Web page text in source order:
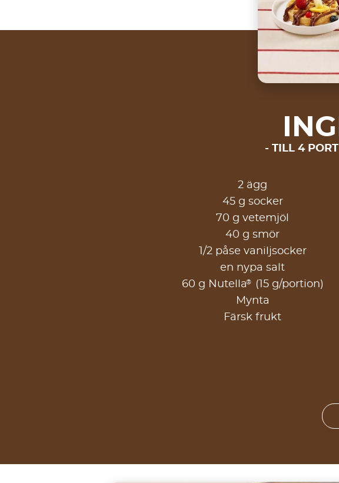
TILL 4
2 ägg
45 g socker
70 g vetemjöl
40 g smör
1/2 påse vaniljsocker
en nypa salt
60 g Nutella®
(15 g/portion)
Mynta
Färsk frukt